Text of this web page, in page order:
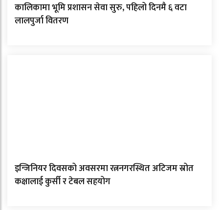
कालिकामा भूमि प्रशासन सेवा सुरु, पहिलो दिनमै ६ वटा
लालपुर्जा वितरण
इन्जिनियर दिवसको अवसरमा रत्ननगरस्थित अटिजम स्रोत
कक्षालाई कुर्सी र टेबल सहयोग